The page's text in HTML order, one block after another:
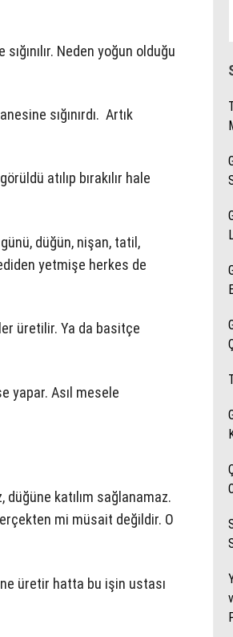
Neden yoğun olduğu
sığınırdı. Artık
atılıp bırakılır hale
düğün, nişan, tatil,
yetmişe herkes de
üretilir. Ya da basitçe
yapar. Asıl mesele
katılım sağlanamaz.
mi müsait değildir. O
üretir hatta bu işin ustası